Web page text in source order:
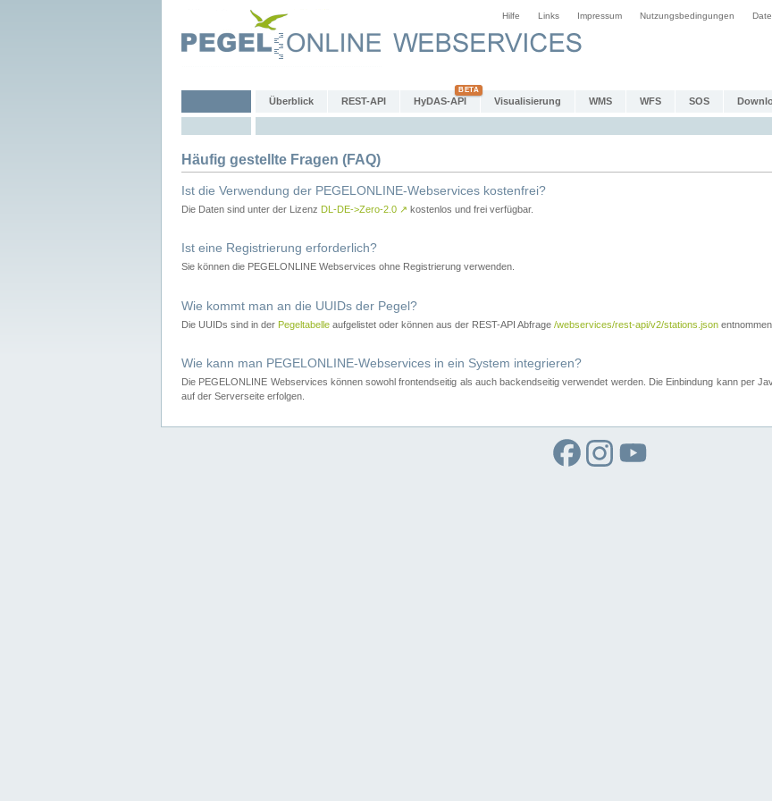
Hilfe Links Impressum Nutzungsbedingungen
Überblick REST-API HyDAS-API Visualisierung WMS WFS SOS
Häufig gestellte Fragen (FAQ)
Ist die Verwendung der PEGELONLINE-Webservices kostenfrei?
Die Daten sind unter der Lizenz DL-DE->Zero-2.0 ↗ kostenlos und frei verfügbar.
Ist eine Registrierung erforderlich?
Sie können die PEGELONLINE Webservices ohne Registrierung verwenden.
Wie kommt man an die UUIDs der Pegel?
Die UUIDs sind in der Pegeltabelle aufgelistet oder können aus der REST-API Abfrage /webservices/rest-api/v2/stations.json
Wie kann man PEGELONLINE-Webservices in ein System integrieren?
Die PEGELONLINE Webservices können sowohl frontendseitig als auch backendseitig verwendet werden. Die Einbindung kann per
auf der Serverseite erfolgen.